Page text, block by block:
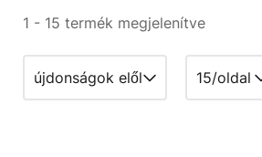
1 - 15 termék megjelenítve